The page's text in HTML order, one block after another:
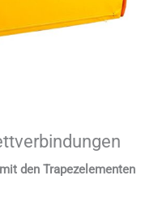
den Trapezelementen